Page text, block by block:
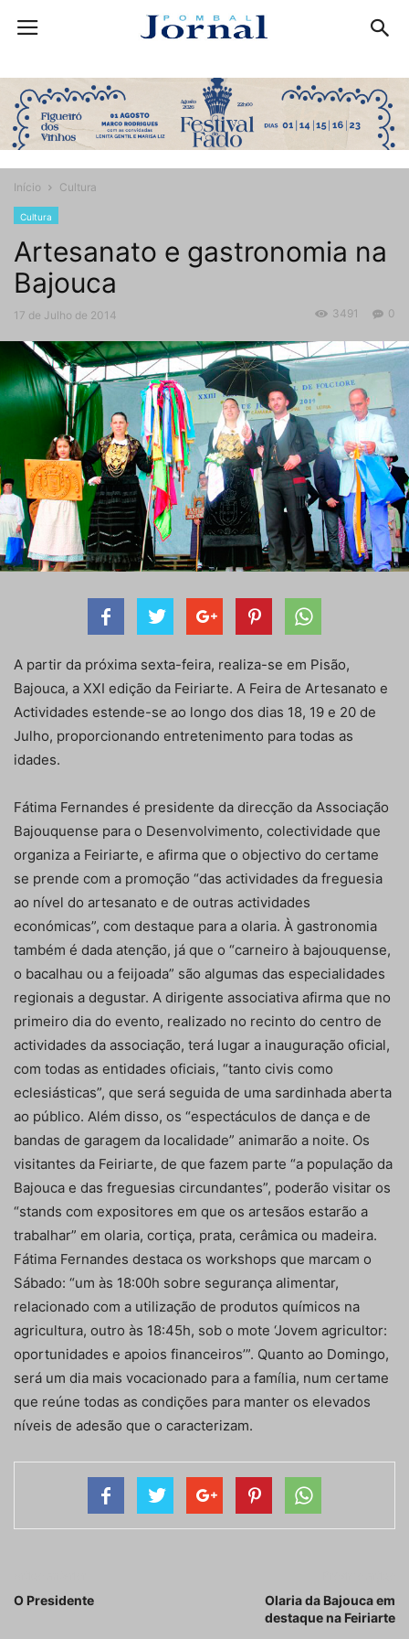
Início Cultura
Cultura
Artesanato e gastronomia na
Bajouca
17 de Julho de 2014 0
3491
A partir da próxima sexta-feira, realiza-se em Pisão,
Bajouca, a XXI edição da Feiriarte. A Feira de Artesanato e
Actividades estende-se ao longo dos dias 18, 19 e 20 de
Julho, proporcionando entretenimento para todas as
idades.
Fátima Fernandes é presidente da direcção da Associação
Bajouquense para o Desenvolvimento, colectividade que
organiza a Feiriarte, e afirma que o objectivo do certame
se prende com a promoção “das actividades da freguesia
ao nível do artesanato e de outras actividades
económicas”, com destaque para a olaria. À gastronomia
também é dada atenção, já que o “carneiro à bajouquense,
o bacalhau ou a feijoada” são algumas das especialidades
regionais a degustar. A dirigente associativa afirma que no
primeiro dia do evento, realizado no recinto do centro de
actividades da associação, terá lugar a inauguração oficial,
com todas as entidades oficiais, “tanto civis como
eclesiásticas”, que será seguida de uma sardinhada aberta
ao público. Além disso, os “espectáculos de dança e de
bandas de garagem da localidade” animarão a noite. Os
visitantes da Feiriarte, de que fazem parte “a população da
Bajouca e das freguesias circundantes”, poderão visitar os
“stands com expositores em que os artesãos estarão a
trabalhar” em olaria, cortiça, prata, cerâmica ou madeira.
Fátima Fernandes destaca os workshops que marcam o
Sábado: “um às 18:00h sobre segurança alimentar,
relacionado com a utilização de produtos químicos na
agricultura, outro às 18:45h, sob o mote ‘Jovem agricultor:
oportunidades e apoios financeiros’”. Quanto ao Domingo,
será um dia mais vocacionado para a família, num certame
que reúne todas as condições para manter os elevados
níveis de adesão que o caracterizam.
O Presidente
Olaria da Bajouca em
destaque na Feiriarte